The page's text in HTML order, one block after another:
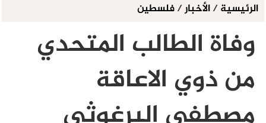
الرئيسية/الأخبار/فلسطين
وفاة الطالب المتحدي
من ذوي الاعاقة